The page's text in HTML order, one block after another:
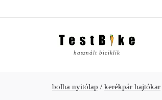
használt biciklik
bolha nyitólap / kerékpár hajtókar